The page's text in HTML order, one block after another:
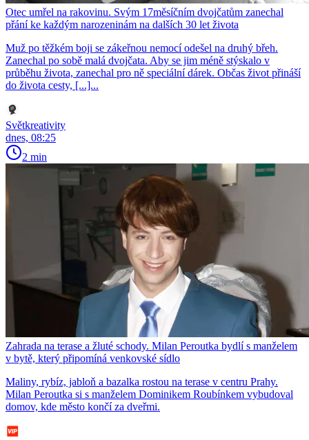
Otec umřel na rakovinu. Svým 17měsíčním dvojčatům zanechal
přání ke každým narozeninám na dalších 30 let života
Muž po těžkém boji se zákeřnou nemocí odešel na druhý břeh.
Zanechal po sobě malá dvojčata. Aby se jim méně stýskalo v
průběhu života, zanechal pro ně speciální dárek. Občas život přináší
do života cesty, [...]...
Světkreativity
dnes, 08:25
2 min
Zahrada na terase a žluté schody. Milan Peroutka bydlí s manželem
v bytě, který připomíná venkovské sídlo
Maliny, rybíz, jabloň a bazalka rostou na terase v centru Prahy.
Milan Peroutka si s manželem Dominikem Roubínkem vybudoval
domov, kde město končí za dveřmi.